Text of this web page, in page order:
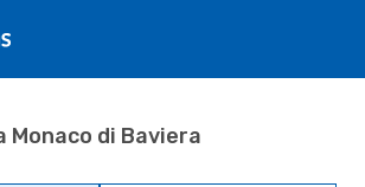
Monaco di Baviera